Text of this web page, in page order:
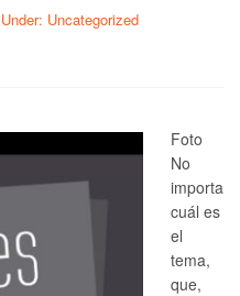
Under: Uncategorized
Foto
No
importa
cuál es
el
tema,
que,